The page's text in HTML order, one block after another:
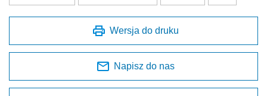
Wersja do druku
Napisz do nas